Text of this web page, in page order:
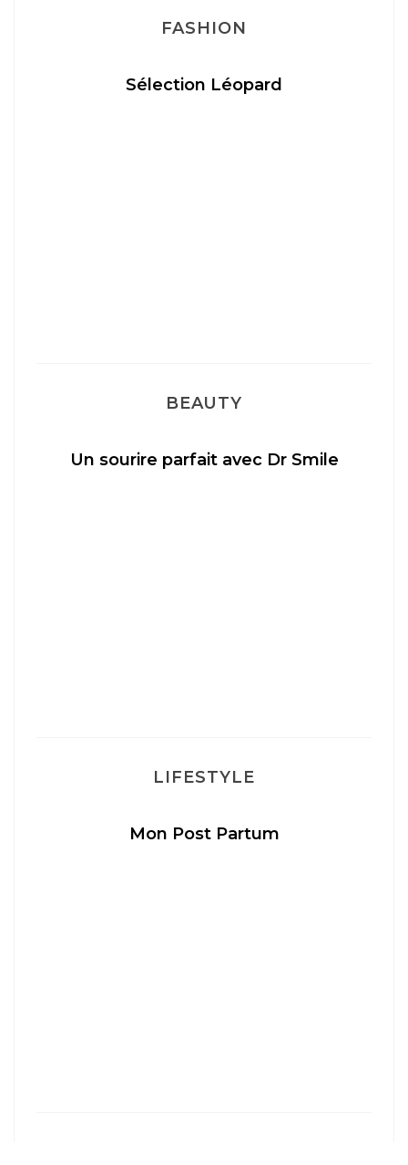
FASHION
Sélection Léopard
BEAUTY
Un sourire parfait avec Dr Smile
LIFESTYLE
Mon Post Partum